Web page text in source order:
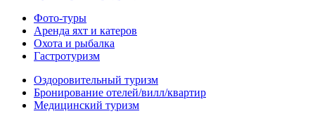
Фото‑туры
Аренда яхт и катеров
Охота и рыбалка
Гастротуризм
Оздоровительный туризм
Бронирование отелей/вилл/квартир
Медицинский туризм